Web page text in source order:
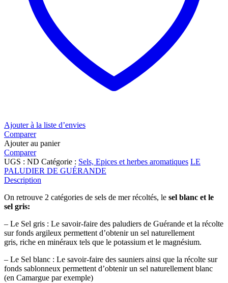
Ajouter à la liste d’envies
Comparer
Ajouter au panier
Comparer
UGS : ND Catégorie : Sels, Epices et herbes aromatiques LE
PALUDIER DE GUÉRANDE
Description
On retrouve 2 catégories de sels de mer récoltés, le sel blanc et le
sel gris:
– Le Sel gris : Le savoir-faire des paludiers de Guérande et la récolte
sur fonds argileux permettent d’obtenir un sel naturellement
gris, riche en minéraux tels que le potassium et le magnésium.
– Le Sel blanc : Le savoir-faire des sauniers ainsi que la récolte sur
fonds sablonneux permettent d’obtenir un sel naturellement blanc
(en Camargue par exemple)